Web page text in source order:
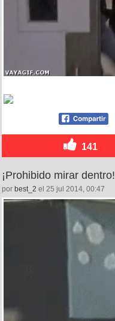
141
¡Prohibido mirar dentro!
por best_2 el 25 jul 2014, 00:47